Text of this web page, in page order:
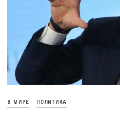
В МИРЕ ПОЛИТИКА